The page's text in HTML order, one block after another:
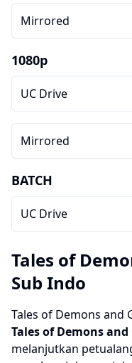
Mirrored
1080p
UC Drive
Mirrored
BATCH
UC Drive
Tales of
Sub Indo
Tales of Demons and
Tales of Demons and
melanjutkan